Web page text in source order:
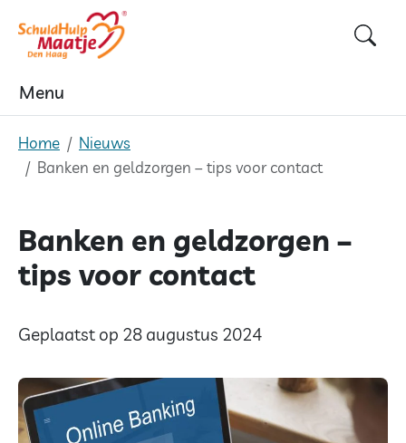
Menu
Home
Nieuws
Banken en geldzorgen – tips voor contact
Banken en geldzorgen –
tips voor contact
Geplaatst op 28 augustus 2024